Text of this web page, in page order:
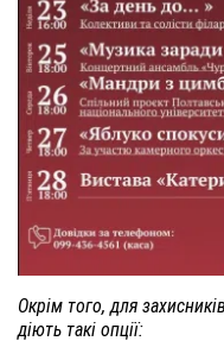
Окрім того, для
діють такі опції: